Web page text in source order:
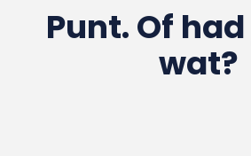
Punt. Of
wat?